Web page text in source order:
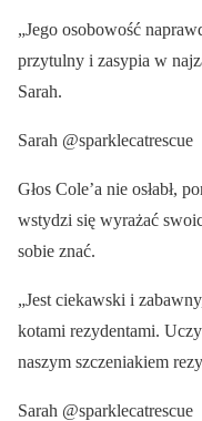
„Jego osobowość
przytulny i zasypia w
Sarah.
Sarah @sparklecatrescue
Głos Cole’a nie osłabł,
wstydzi się wyrażać
sobie znać.
„Jest ciekawski i
kotami rezydentami.
naszym szczeniakiem
Sarah @sparklecatrescue